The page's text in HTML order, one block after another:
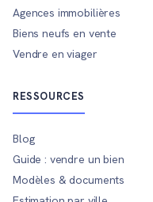
Agences immobilières
Biens neufs en vente
Vendre en viager
RESSOURCES
Blog
Guide : vendre un bien
Modèles & documents